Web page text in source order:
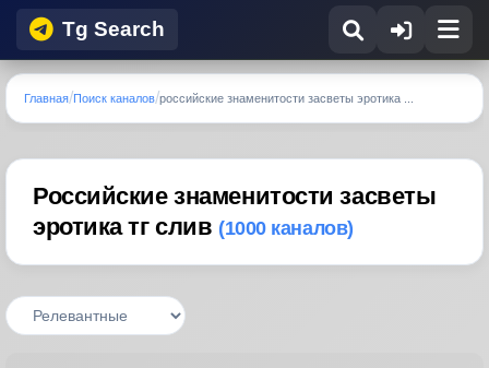
Tg Search
Главная Поиск каналов российские знаменитости засветы эротика ...
Российские знаменитости засветы
эротика тг слив (1000 каналов)